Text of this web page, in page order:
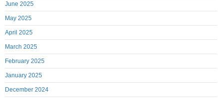
June 2025
May 2025
April 2025
March 2025
February 2025
January 2025
December 2024